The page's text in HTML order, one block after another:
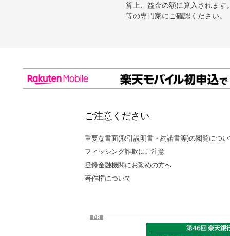
算上、益金の額に算入されま
等の専門家にご確認ください。
ご注意ください
重要な書面(取引説明書・約諾書等)の閲覧につ
フィッシング詐欺にご注意
登録金融機関にお勤めの方へ
著作権について
PR